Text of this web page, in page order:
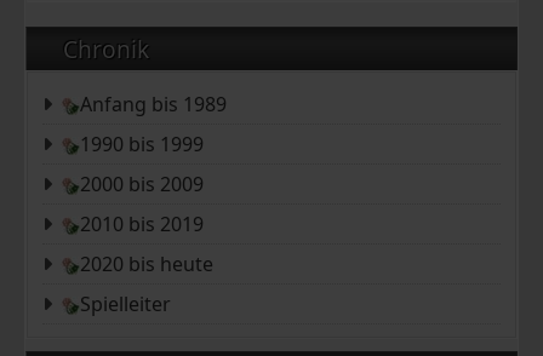
Chronik
Anfang bis 1989
1990 bis 1999
2000 bis 2009
2010 bis 2019
2020 bis heute
Spielleiter